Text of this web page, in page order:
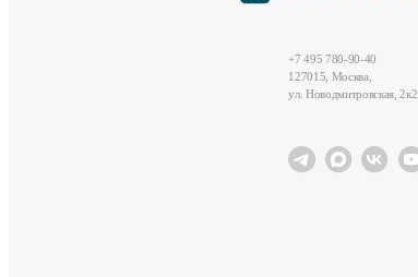
+7 495 780-90-40
127015, Москва,
ул. Новодмитровская, 2к2